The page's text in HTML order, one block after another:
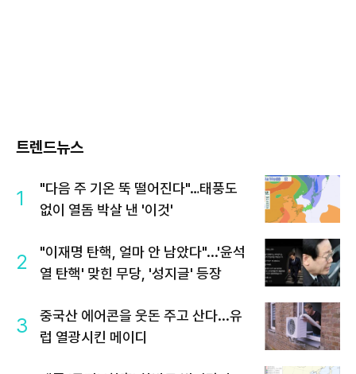
트렌드뉴스
1
"다음 주 기온 뚝 떨어진다"…태풍도
없이 열돔 박살 낸 '이것'
2
"이재명 탄핵, 얼마 안 남았다"...'윤석
열 탄핵' 맞힌 무당, '성지글' 등장
3
중국산 에어콘을 웃돈 주고 산다...유
럽 열광시킨 메이디